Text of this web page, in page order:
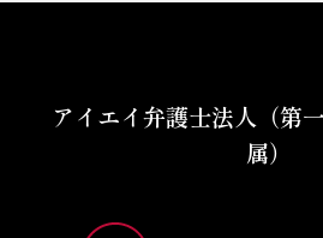
アイエイ弁護士法人（第
属）